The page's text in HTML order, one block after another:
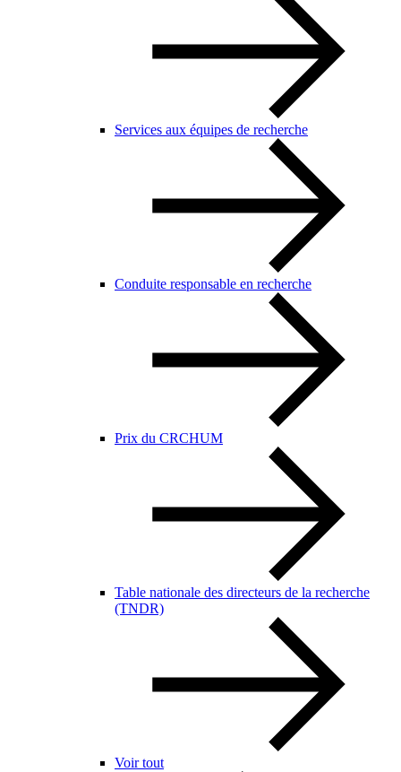
Services aux équipes de recherche
Conduite responsable en recherche
Prix du CRCHUM
Table nationale des directeurs de la recherche
(TNDR)
Voir tout